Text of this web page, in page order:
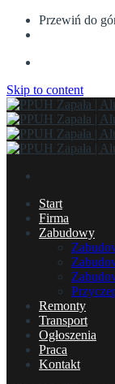
Przewiń do
Skip to content
Start
Firma
Zabudowy
Remonty
Transport
Ogłoszenia
Praca
Kontakt